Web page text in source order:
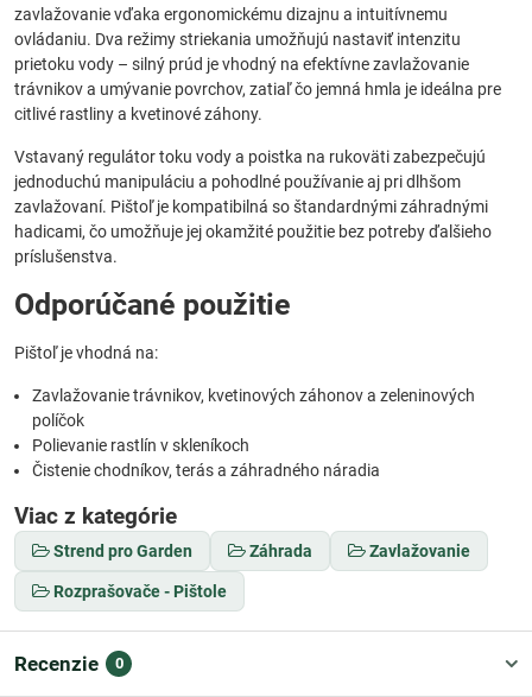
zavlažovanie vďaka ergonomickému dizajnu a intuitívnemu
ovládaniu. Dva režimy striekania umožňujú nastaviť intenzitu
prietoku vody – silný prúd je vhodný na efektívne zavlažovanie
trávnikov a umývanie povrchov, zatiaľ čo jemná hmla je ideálna pre
citlivé rastliny a kvetinové záhony.
Vstavaný regulátor toku vody a poistka na rukoväti zabezpečujú
jednoduchú manipuláciu a pohodlné používanie aj pri dlhšom
zavlažovaní. Pištoľ je kompatibilná so štandardnými záhradnými
hadicami, čo umožňuje jej okamžité použitie bez potreby ďalšieho
príslušenstva.
Odporúčané použitie
Pištoľ je vhodná na:
Zavlažovanie trávnikov, kvetinových záhonov a zeleninových
políčok
Polievanie rastlín v skleníkoch
Čistenie chodníkov, terás a záhradného náradia
Viac z kategórie
Strend pro Garden Záhrada Zavlažovanie
Rozprašovače - Pištole
Recenzie 0